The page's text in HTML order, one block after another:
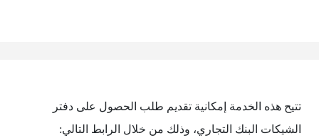
تتيح هذه الخدمة إمكانية تقديم طلب الحصول على دفتر
الشيكات البنك التجاري، وذلك من خلال الرابط التالي: